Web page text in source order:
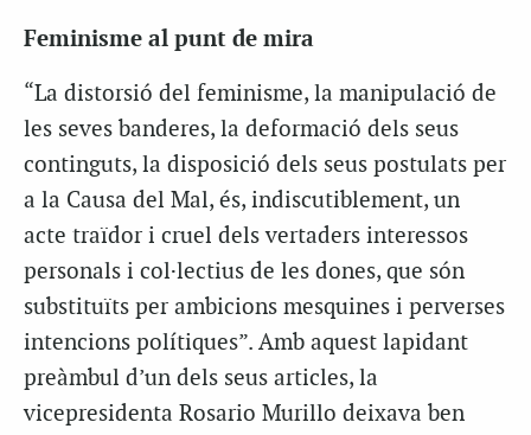
Feminisme al punt de mira
“La distorsió del feminisme, la manipulació de
les seves banderes, la deformació dels seus
continguts, la disposició dels seus postulats per
a la Causa del Mal, és, indiscutiblement, un
acte traïdor i cruel dels vertaders interessos
personals i col·lectius de les dones, que són
substituïts per ambicions mesquines i perverses
intencions polítiques”. Amb aquest lapidant
preàmbul d’un dels seus articles, la
vicepresidenta Rosario Murillo deixava ben